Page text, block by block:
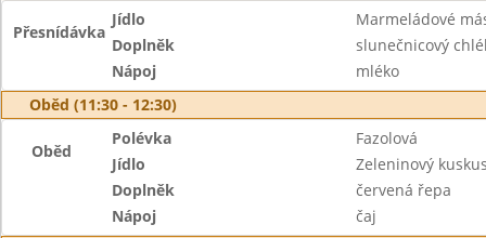
Přesnídávka
Jídlo
Marmeládové
Doplněk
slunečnicový
Nápoj
mléko
Oběd (11:30 - 12:30)
Oběd
Polévka
Fazolová
Jídlo
Zeleninový
Doplněk
červená řepa
Nápoj
čaj